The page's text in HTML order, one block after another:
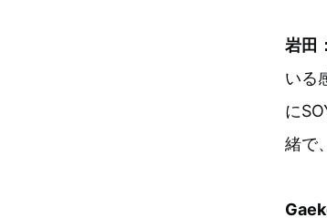
岩田：
いる
に
緒で